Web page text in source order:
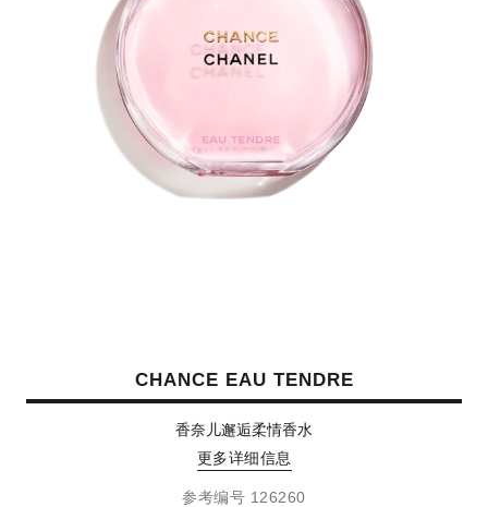
CHANCE EAU TENDRE
香奈儿邂逅柔情香水
更多详细信息
参考编号 126260